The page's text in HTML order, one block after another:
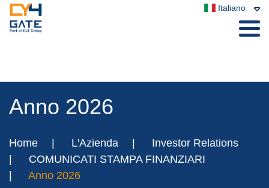
Italiano
Anno 2026
Home L'Azienda
Investor Relations
COMUNICATI STAMPA FINANZIARI
Anno 2026